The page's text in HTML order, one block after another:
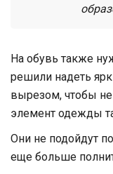
На обувь также
решили надеть
вырезом, чтобы не
элемент одежды
Они не подойдут
еще больше